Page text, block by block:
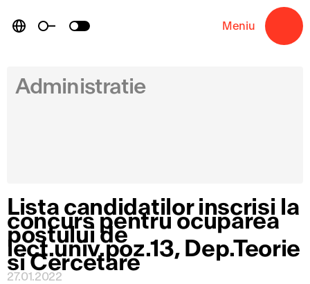
content
Meniu
Administratie
Lista candidatilor inscrisi la
concurs pentru ocuparea
postului de
lect.univ.poz.13, Dep.Teorie
si Cercetare
27.01.2022